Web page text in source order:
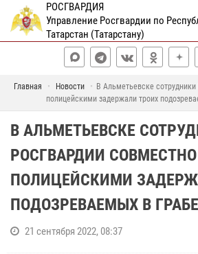
РОСГВАРДИЯ
Управление Росгвардии по
Татарстан (Татарстану)
Главная Новости
В Альметьевске
полицейскими задержали троих
В АЛЬМЕТЬЕВСКЕ
РОСГВАРДИИ
ПОЛИЦЕЙСКИМИ
ПОДОЗРЕВАЕМЫХ В
21 сентября 2022, 08:37